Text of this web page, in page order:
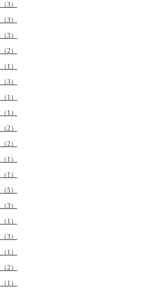
3）
3）
3）
2）
1）
3）
1）
1）
2）
2）
1）
1）
5）
3）
1）
3）
1）
2）
1）